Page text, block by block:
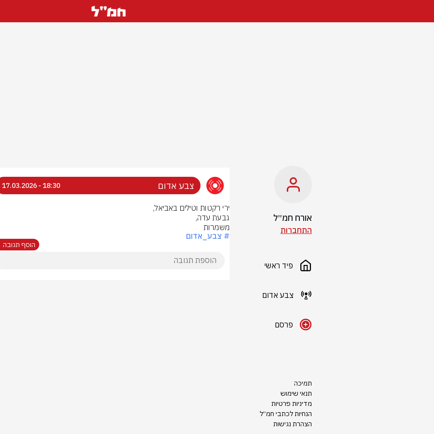
אורח חמ״ל
התחברות
פיד ראשי
צבע אדום
פרסם
תמיכה
תנאי שימוש
מדיניות פרטיות
הנחיות לכתבי חמ״ל
הצהרת נגישות
צבע אדום 18:30 - 17.03.2026
משמרות
# צבע_אדום
הוסף תגובה